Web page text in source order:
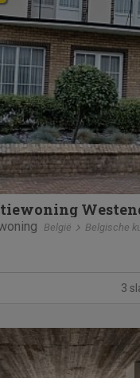
België Belgische
3